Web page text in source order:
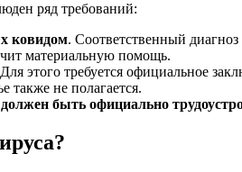
ряд требований:
ковидом. Соответственный
материальную помощь.
этого требуется официальное
также не полагается.
быть официально